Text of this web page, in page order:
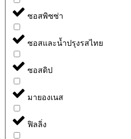
ซอสพิซซ่า
ซอสและน้ำปรุงรสไทย
ซอสดิป
มายองเนส
ฟิลลิ่ง